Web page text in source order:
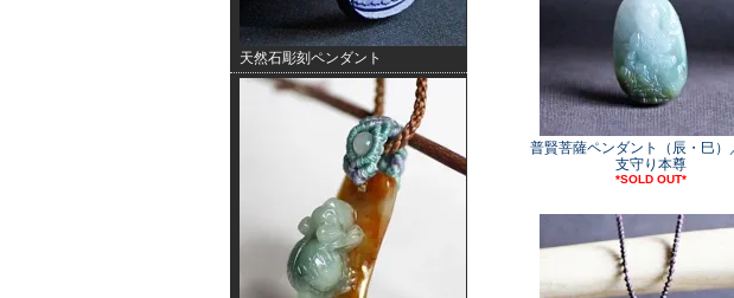
天然石彫刻ペンダント
普賢菩薩ペンダント（辰・巳）
支守り本尊
*SOLD OUT*